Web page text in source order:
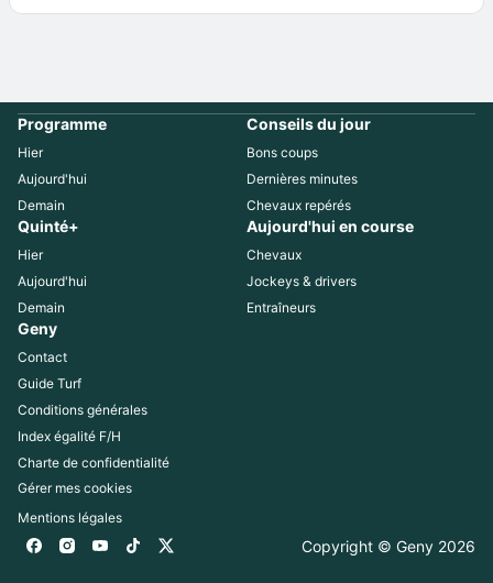
Programme
Hier
Aujourd'hui
Demain
Conseils du jour
Bons coups
Dernières minutes
Chevaux repérés
Quinté+
Hier
Aujourd'hui
Demain
Aujourd'hui en course
Chevaux
Jockeys & drivers
Entraîneurs
Geny
Contact
Guide Turf
Conditions générales
Index égalité F/H
Charte de confidentialité
Gérer mes cookies
Mentions légales
Copyright © Geny 2026